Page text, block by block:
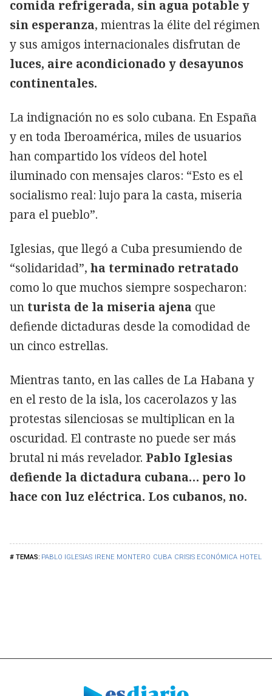
PABLO IGLESIAS IRENE MONTERO CUBA CRISIS ECONÓMICA HOTELES
comida refrigerada, sin agua potable y
sin esperanza, mientras la élite del régimen
y sus amigos internacionales disfrutan de
luces, aire acondicionado y desayunos
continentales.
La indignación no es solo cubana. En España
y en toda Iberoamérica, miles de usuarios
han compartido los vídeos del hotel
iluminado con mensajes claros: “Esto es el
socialismo real: lujo para la casta, miseria
para el pueblo”.
Iglesias, que llegó a Cuba presumiendo de
“solidaridad”, ha terminado retratado
como lo que muchos siempre sospecharon:
un turista de la miseria ajena que
defiende dictaduras desde la comodidad de
un cinco estrellas.
Mientras tanto, en las calles de La Habana y
en el resto de la isla, los cacerolazos y las
protestas silenciosas se multiplican en la
oscuridad. El contraste no puede ser más
brutal ni más revelador. Pablo Iglesias
defiende la dictadura cubana… pero lo
hace con luz eléctrica. Los cubanos, no.